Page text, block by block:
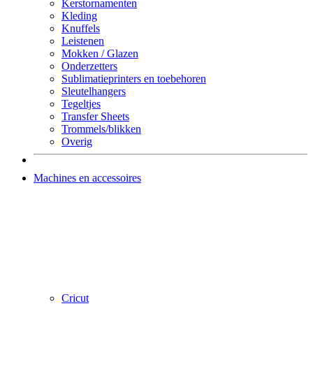
Kerstornamenten
Kleding
Knuffels
Leistenen
Mokken / Glazen
Onderzetters
Sublimatieprinters en toebehoren
Sleutelhangers
Tegeltjes
Transfer Sheets
Trommels/blikken
Overig
Machines en accessoires
Cricut